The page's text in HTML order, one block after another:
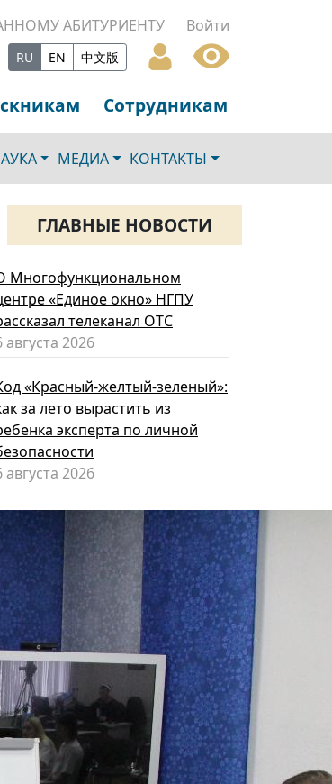
АБИТУРИЕНТУ Войти
RU EN 中文版
Сотрудникам
МЕДИА КОНТАКТЫ
ГЛАВНЫЕ НОВОСТИ
Многофункциональном
«Единое окно» НГПУ
телеканал ОТС
августа 2026
«Красный-желтый-зеленый»:
за лето вырастить из
эксперта по личной
августа 2026
НГПУ объяснил, как
«умные» очки и как ими
пользоваться, чтобы не
закон
августа 2026
ИИГСО НГПУ:
компонент курса
«Россия – мои горизонты»
школьникам с
актуальной профессии
августа 2026